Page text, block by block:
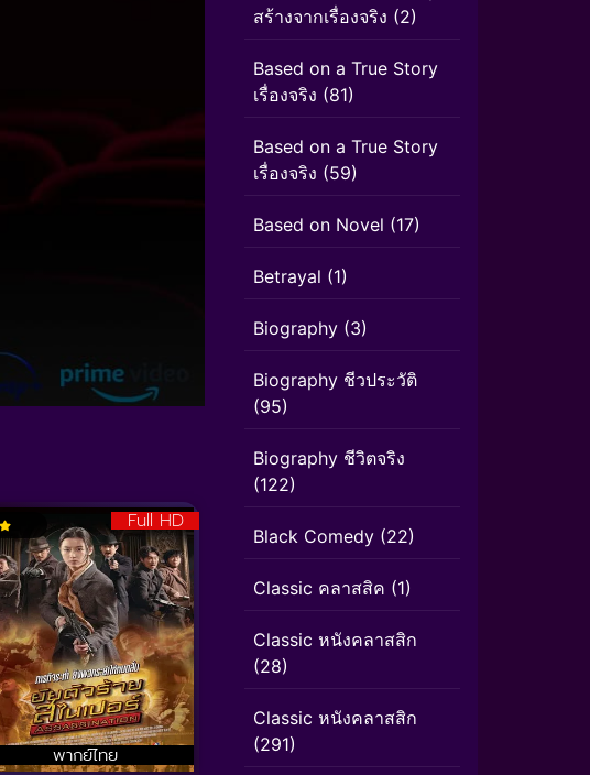
Full HD
พากย์ไทย
สร้างจากเรื่องจริง (2)
Based on a True Story
เรื่องจริง (81)
Based on a True Story
เรื่องจริง (59)
Based on Novel (17)
Betrayal (1)
Biography (3)
Biography ชีวประวัติ
(95)
Biography ชีวิตจริง
(122)
Black Comedy (22)
Classic คลาสสิค (1)
Classic หนังคลาสสิก
(28)
Classic หนังคลาสสิก
(291)